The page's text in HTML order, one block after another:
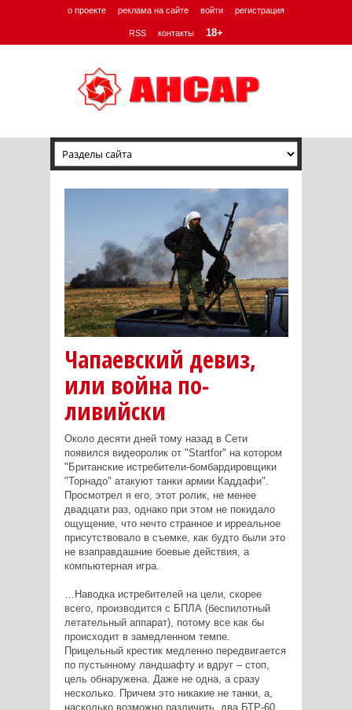
о проекте реклама на сайте войти регистрация
RSS контакты 18+
Чапаевский девиз,
или война по-
ливийски
Около десяти дней тому назад в Сети
появился видеоролик от "Startfor" на котором
"Британские истребители-бомбардировщики
"Торнадо" атакуют танки армии Каддафи".
Просмотрел я его, этот ролик, не менее
двадцати раз, однако при этом не покидало
ощущение, что нечто странное и ирреальное
присутствовало в съемке, как будто были это
не взаправдашние боевые действия, а
компьютерная игра.
…Наводка истребителей на цели, скорее
всего, производится с БПЛА (беспилотный
летательный аппарат), потому все как бы
происходит в замедленном темпе.
Прицельный крестик медленно передвигается
по пустынному ландшафту и вдруг – стоп,
цель обнаружена. Даже не одна, а сразу
несколько. Причем это никакие не танки, а,
насколько возможно различить, два БТР-60